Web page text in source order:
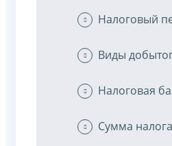
Налоговый
Виды
Налоговая
Сумма налога